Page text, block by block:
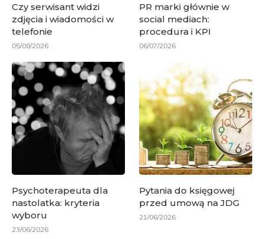
Czy serwisant widzi
zdjęcia i wiadomości w
telefonie
05/08/2026
PR marki głównie w
social mediach:
procedura i KPI
06/07/2026
Psychoterapeuta dla
nastolatka: kryteria
wyboru
23/06/2026
Pytania do księgowej
przed umową na JDG
21/06/2026